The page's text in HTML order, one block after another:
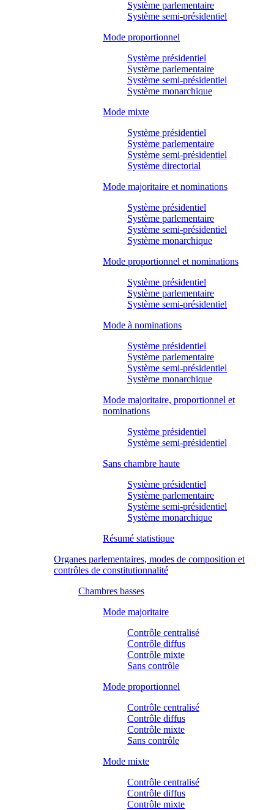
Système parlementaire
Système semi-présidentiel
Mode proportionnel
Système présidentiel
Système parlementaire
Système semi-présidentiel
Système monarchique
Mode mixte
Système présidentiel
Système parlementaire
Système semi-présidentiel
Système directorial
Mode majoritaire et nominations
Système présidentiel
Système parlementaire
Système semi-présidentiel
Système monarchique
Mode proportionnel et nominations
Système présidentiel
Système parlementaire
Système semi-présidentiel
Mode à nominations
Système présidentiel
Système parlementaire
Système semi-présidentiel
Système monarchique
Mode majoritaire, proportionnel et
nominations
Système présidentiel
Système semi-présidentiel
Sans chambre haute
Système présidentiel
Système parlementaire
Système semi-présidentiel
Système monarchique
Résumé statistique
Organes parlementaires, modes de composition et
contrôles de constitutionnalité
Chambres basses
Mode majoritaire
Contrôle centralisé
Contrôle diffus
Contrôle mixte
Sans contrôle
Mode proportionnel
Contrôle centralisé
Contrôle diffus
Contrôle mixte
Sans contrôle
Mode mixte
Contrôle centralisé
Contrôle diffus
Contrôle mixte